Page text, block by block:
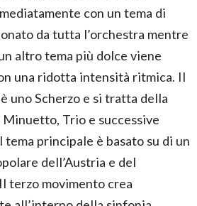
con un tema di
da tutta l’orchestra mentre
altro tema più dolce viene
una ridotta intensità ritmica. Il
uno Scherzo e si tratta della
Trio e successive
principale è basato su di un
dell’Austria e del
terzo movimento crea